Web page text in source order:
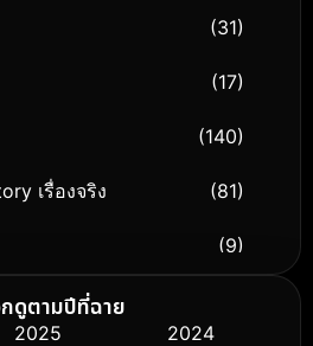
(31)
(17)
(140)
เรื่องจริง (81)
(9)
กดูตามปีที่ฉาย
2025
2024